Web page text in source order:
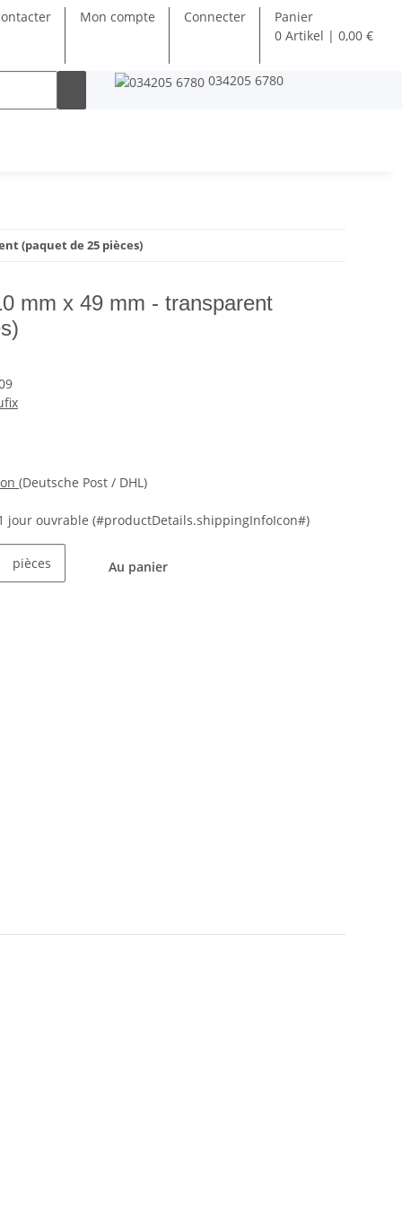
Mon compte Connecter
Panier
0 Artikel | 0,00 €
034205 6780
(paquet de 25 pièces)
mm x 49 mm - transparent
(Deutsche Post / DHL)
jour ouvrable (#productDetails.shippingInfoIcon#)
pièces Au panier